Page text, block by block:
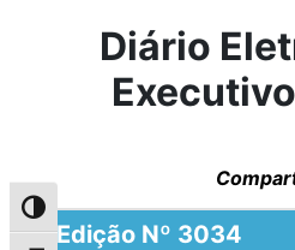
Alternar alto contraste
Diário
Edição Nº 3034